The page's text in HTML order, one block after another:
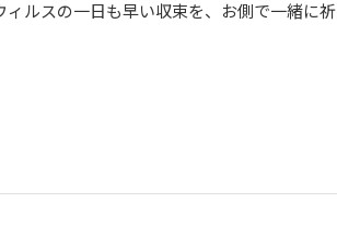
ルスの一日も早い収束を、お側で一緒に祈